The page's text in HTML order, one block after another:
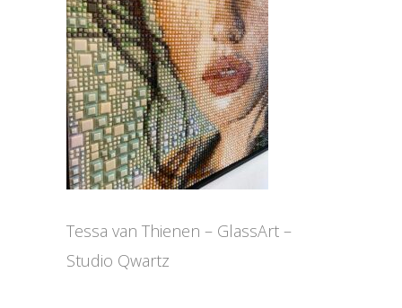
Tessa van Thienen – GlassArt –
Studio Qwartz